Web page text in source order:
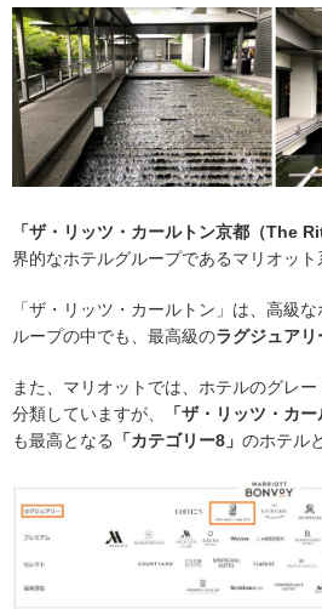
「ザ・リッツ・カールトン京都（The
界的なホテルグループであるマリオット
「ザ・リッツ・カールトン」は、高級
ループの中でも、最高級のラグジュアリ
また、マリオットでは、ホテルのグレ
分類していますが、
「ザ・リッツ・カー
も最高となる
「カテゴリー8」 のホテル